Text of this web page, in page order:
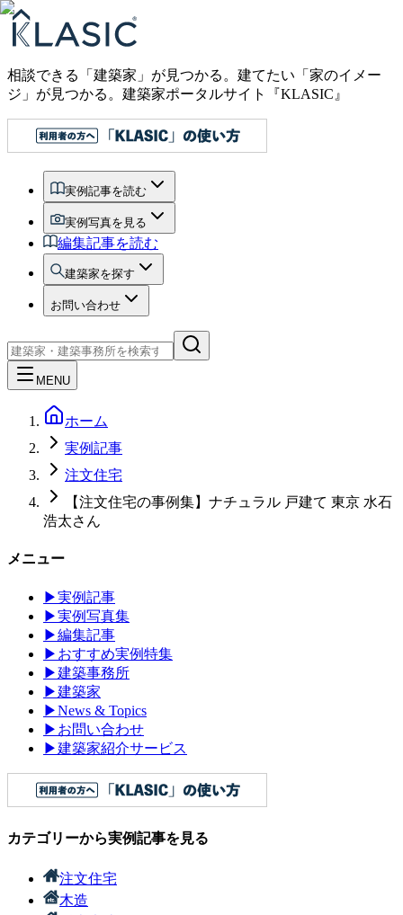
相談できる「建築家」が見つかる。建てたい「家のイメー
ジ」が見つかる。 建築家ポータルサイト『KLASIC』
実例記事を読む
実例写真を見る
編集記事を読む
建築家を探す
お問い合わせ
MENU
ホーム
実例記事
注文住宅
【注文住宅の事例集】ナチュラル 戸建て 東京 水石
浩太さん
メニュー
▶実例記事
▶実例写真集
▶編集記事
▶ おすすめ実例特集
▶建築事務所
▶建築家
▶News & Topics
▶ お問い合わせ
▶建築家紹介サービス
カテゴリーから実例記事を見る
注文住宅
木造